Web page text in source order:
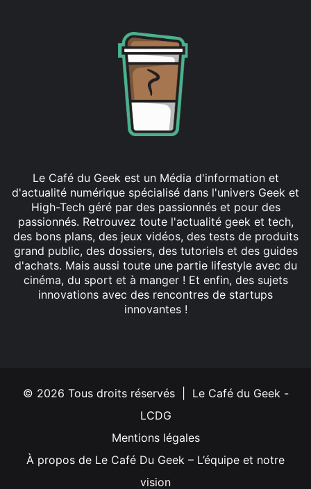
Le Café du Geek est un Média d'information et
d'actualité numérique spécialisé dans l'univers Geek et
High-Tech géré par des passionnés et pour des
passionnés. Retrouvez toute l'actualité geek et tech,
des bons plans, des jeux vidéos, des tests de produits
grand public, des dossiers, des tutoriels et des guides
d'achats. Mais aussi toute une partie lifestyle avec du
cinéma, du sport et à manger ! Et enfin, des sujets
innovations avec des rencontres de startups
innovantes !
© 2026 Tous droits réservés | Le Café du Geek -
LCDG
Mentions légales
À propos de Le Café Du Geek – L’équipe et notre
vision